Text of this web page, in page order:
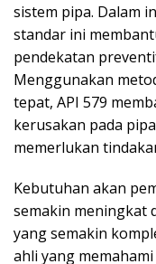
sistem pipa. Dalam
standar ini
pendekatan
Menggunakan
tepat, API 579
kerusakan pada
memerlukan
Kebutuhan akan
semakin meningkat
yang semakin
ahli yang